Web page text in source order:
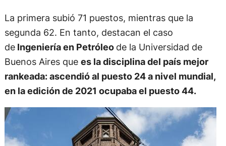
La primera subió 71 puestos, mientras que la
segunda 62. En tanto, destacan el caso
deIngeniería en Petróleo de la Universidad de
Buenos Aires que es la disciplina del país mejor
rankeada: ascendió al puesto 24 a nivel mundial,
en la edición de 2021 ocupaba el puesto 44.